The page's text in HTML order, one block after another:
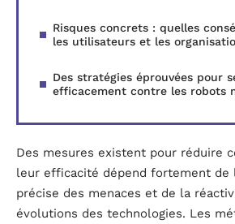
Risques concrets : quelles
les utilisateurs et les
Des stratégies éprouvées pour
efficacement contre les robots
Des mesures existent pour réduire
leur efficacité dépend fortement de
précise des menaces et de la
évolutions des technologies. Les